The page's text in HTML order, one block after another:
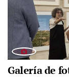
Galería de